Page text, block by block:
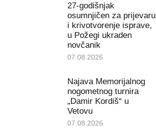
27-godišnjak
osumnjičen za prijevaru
i krivotvorenje isprave,
u Požegi ukraden
novčanik
07.08.2026
Najava Memorijalnog
nogometnog turnira
„Damir Kordiš“ u
Vetovu
07.08.2026